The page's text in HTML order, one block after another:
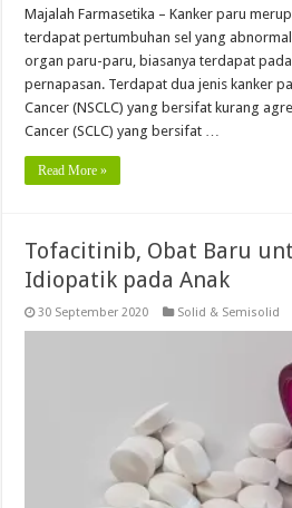
Majalah Farmasetika – Kanker paru
terdapat pertumbuhan sel yang
organ paru-paru, biasanya terdapat
pernapasan. Terdapat dua jenis kanker
Cancer (NSCLC) yang bersifat kurang
Cancer (SCLC) yang bersifat …
Read More »
Tofacitinib, Obat Baru
Idiopatik pada Anak
30 September 2020 Solid & Semisolid